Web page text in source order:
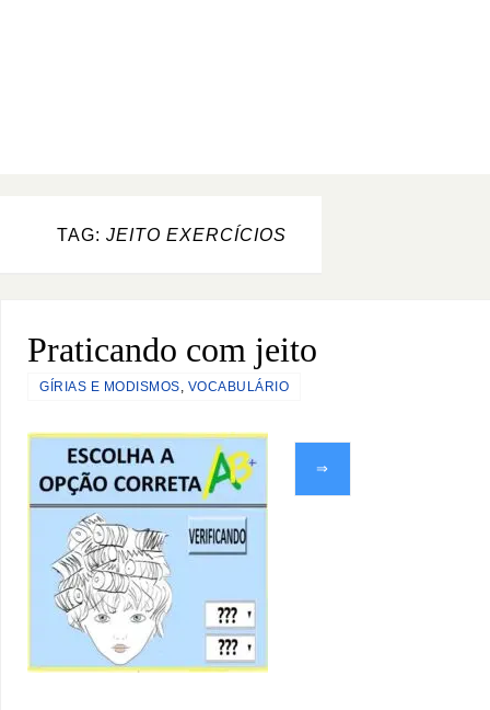
TAG: JEITO EXERCÍCIOS
Praticando com jeito
GÍRIAS E MODISMOS, VOCABULÁRIO
⇒